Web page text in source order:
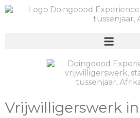
Vrijwilligerswerk